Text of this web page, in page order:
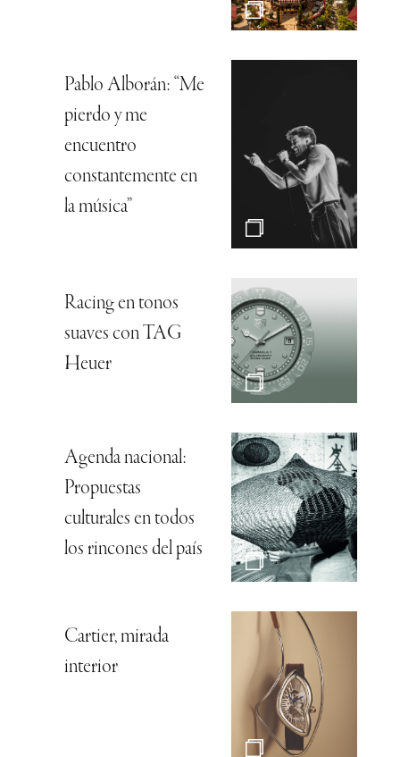
Pablo Alborán: “Me
pierdo y me
encuentro
constantemente en
la música”
Racing en tonos
suaves con TAG
Heuer
Agenda nacional:
Propuestas
culturales en todos
los rincones del país
Cartier, mirada
interior